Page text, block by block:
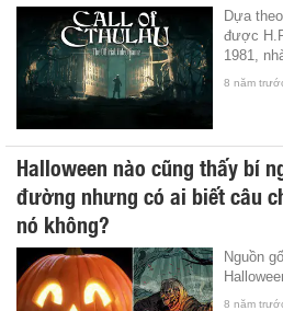
Dựa
được
1981,
8 năm
Halloween nào cũng thấy bí
đường nhưng có ai biết câu
nó không?
Nguồn
8 năm